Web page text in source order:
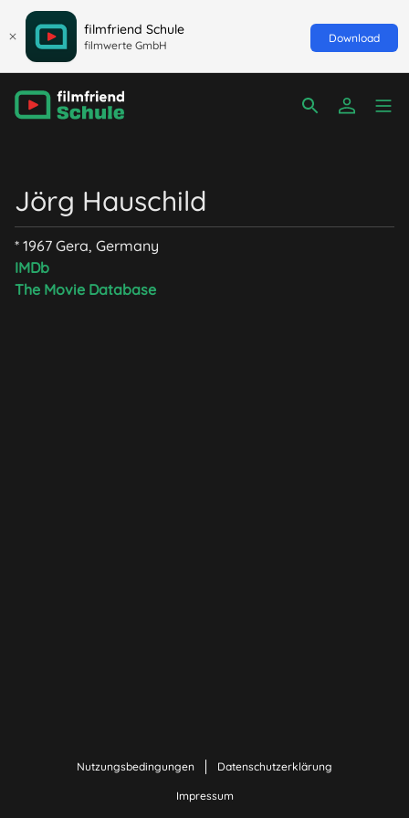
filmfriend Schule
filmwerte GmbH
Download
Jörg Hauschild
* 1967 Gera, Germany
IMDb
The Movie Database
Nutzungsbedingungen Datenschutzerklärung
Impressum